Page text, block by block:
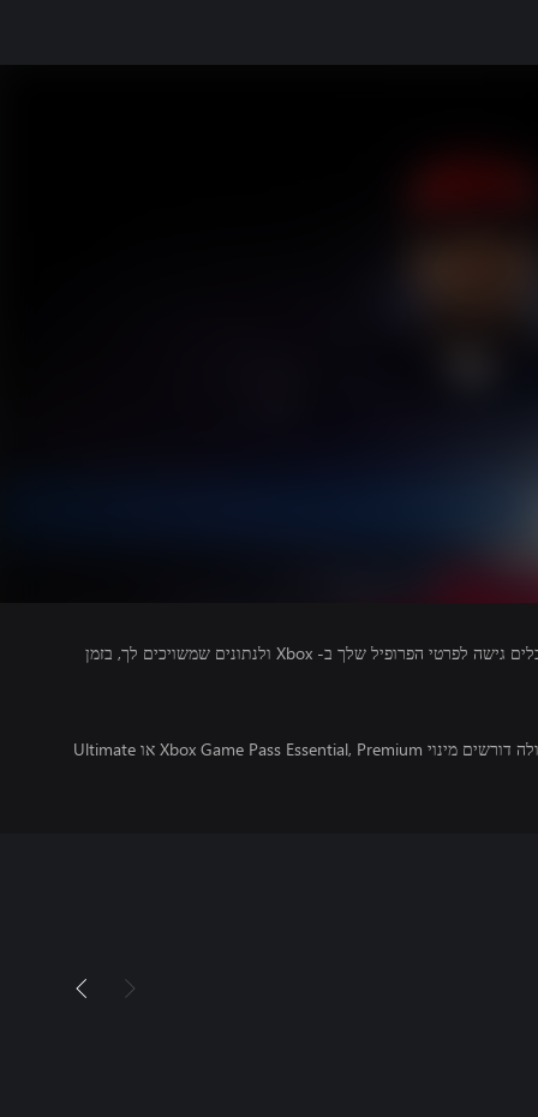
מפרסמים של משחקים שאתה מפעיל מקבלים גישה לפרטי הפרופיל שלך ב- Xbox ולנתונים שמשויכים לך, בזמן
משחקים מרובי משתתפים מקוונים בקונסולה דורשים מינוי Xbox Game Pass Essential, Premium או Ultimate